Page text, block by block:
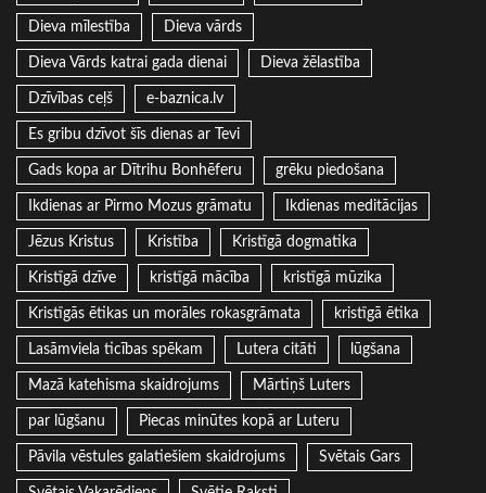
Dieva mīlestība Dieva vārds
Dieva Vārds katrai gada dienai Dieva žēlastība
Dzīvības ceļš e-baznica.lv
Es gribu dzīvot šīs dienas ar Tevi
Gads kopa ar Dītrihu Bonhēferu grēku piedošana
Ikdienas ar Pirmo Mozus grāmatu Ikdienas meditācijas
Jēzus Kristus Kristība Kristīgā dogmatika
Kristīgā dzīve kristīgā mācība kristīgā mūzika
Kristīgās ētikas un morāles rokasgrāmata kristīgā ētika
Lasāmviela ticības spēkam Lutera citāti lūgšana
Mazā katehisma skaidrojums Mārtiņš Luters
par lūgšanu Piecas minūtes kopā ar Luteru
Pāvila vēstules galatiešiem skaidrojums Svētais Gars